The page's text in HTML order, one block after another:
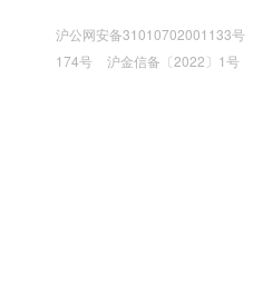
沪公网安备31010702001133号
174号
沪金信备〔2022〕1号